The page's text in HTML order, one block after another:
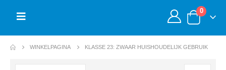
0
WINKELPAGINA KLASSE 23: ZWAAR HUISHOUDELIJK GEBRUIK